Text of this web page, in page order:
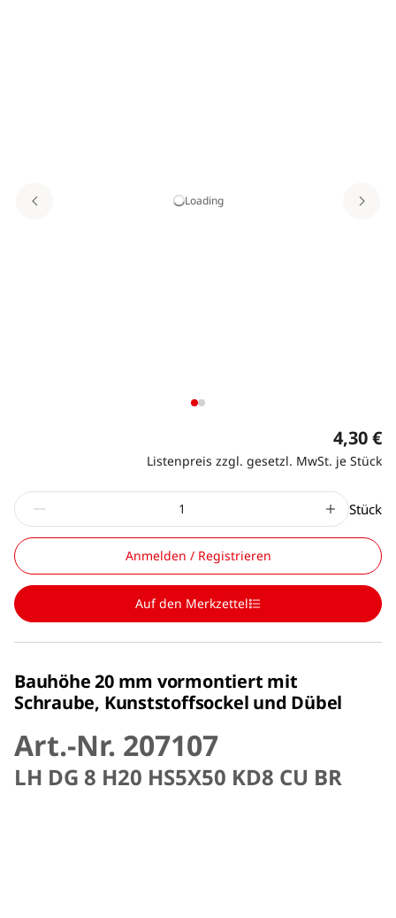
Loading
4,30 €
Listenpreis zzgl. gesetzl. MwSt. je Stück
Stück
Anmelden / Registrieren
Auf den Merkzettel
Bauhöhe 20 mm vormontiert mit
Schraube, Kunststoffsockel und Dübel
Art.-Nr. 207107
LH DG 8 H20 HS5X50 KD8 CU BR